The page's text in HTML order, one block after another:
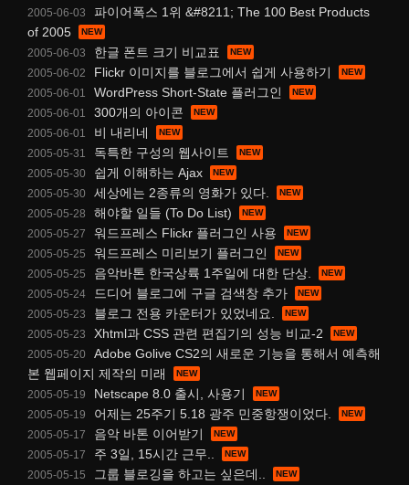
2005-06-03
파이어폭스 1위 &#8211; The 100 Best Products
of 2005
2005-06-03 한글 폰트 크기 비교표
2005-06-02 Flickr 이미지를 블로그에서 쉽게 사용하기
2005-06-01 WordPress Short-State 플러그인
2005-06-01 300개의 아이콘
2005-06-01 비 내리네
2005-05-31 독특한 구성의 웹사이트
2005-05-30 쉽게 이해하는 Ajax
2005-05-30 세상에는 2종류의 영화가 있다.
2005-05-28 해야할 일들 (To Do List)
2005-05-27 워드프레스 Flickr 플러그인 사용
2005-05-25 워드프레스 미리보기 플러그인
2005-05-25 음악바톤 한국상륙 1주일에 대한 단상.
2005-05-24 드디어 블로그에 구글 검색창 추가
2005-05-23 블로그 전용 카운터가 있었네요.
2005-05-23 Xhtml과 CSS 관련 편집기의 성능 비교-2
2005-05-20
Adobe Golive CS2의 새로운 기능을 통해서 예측해
본 웹페이지 제작의 미래
2005-05-19 Netscape 8.0 출시, 사용기
2005-05-19 어제는 25주기 5.18 광주 민중항쟁이었다.
2005-05-17 음악 바톤 이어받기
2005-05-17 주 3일, 15시간 근무..
2005-05-15 그룹 블로깅을 하고는 싶은데..